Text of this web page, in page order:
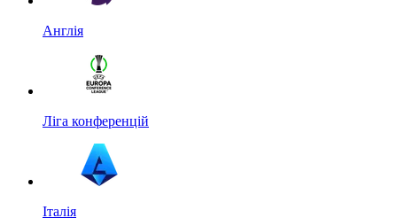
Англія
Ліга конференцій
Італія